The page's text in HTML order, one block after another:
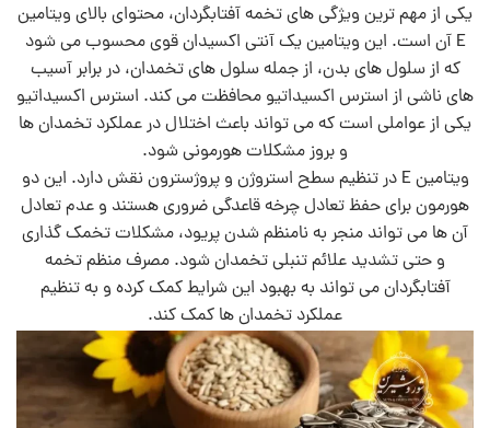
یکی از مهم‌ ترین ویژگی‌ های تخمه آفتابگردان، محتوای بالای ویتامین
E آن است. این ویتامین یک آنتی‌ اکسیدان قوی محسوب می‌ شود
که از سلول‌ های بدن، از جمله سلول‌ های تخمدان، در برابر آسیب‌
های ناشی از استرس اکسیداتیو محافظت می‌ کند. استرس اکسیداتیو
یکی از عواملی است که می‌ تواند باعث اختلال در عملکرد تخمدان‌ ها
و بروز مشکلات هورمونی شود.
ویتامین E در تنظیم سطح استروژن و پروژسترون نقش دارد. این دو
هورمون برای حفظ تعادل چرخه قاعدگی ضروری هستند و عدم تعادل
آن‌ ها می‌ تواند منجر به نامنظم شدن پریود، مشکلات تخمک‌ گذاری
و حتی تشدید علائم تنبلی تخمدان شود. مصرف منظم تخمه
آفتابگردان می‌ تواند به بهبود این شرایط کمک کرده و به تنظیم
عملکرد تخمدان‌ ها کمک کند.